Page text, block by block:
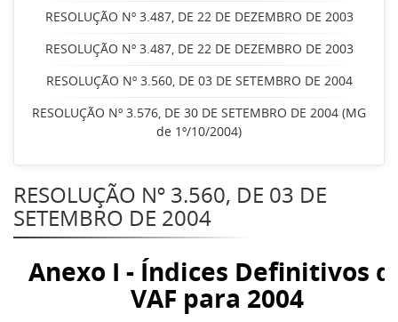
RESOLUÇÃO Nº 3.487, DE 22 DE DEZEMBRO DE 2003
RESOLUÇÃO Nº 3.487, DE 22 DE DEZEMBRO DE 2003
RESOLUÇÃO Nº 3.560, DE 03 DE SETEMBRO DE 2004
RESOLUÇÃO Nº 3.576, DE 30 DE SETEMBRO DE 2004 (MG
de 1º/10/2004)
RESOLUÇÃO Nº 3.560, DE 03 DE
SETEMBRO DE 2004
Anexo I - Índices Definitivos
VAF para 2004